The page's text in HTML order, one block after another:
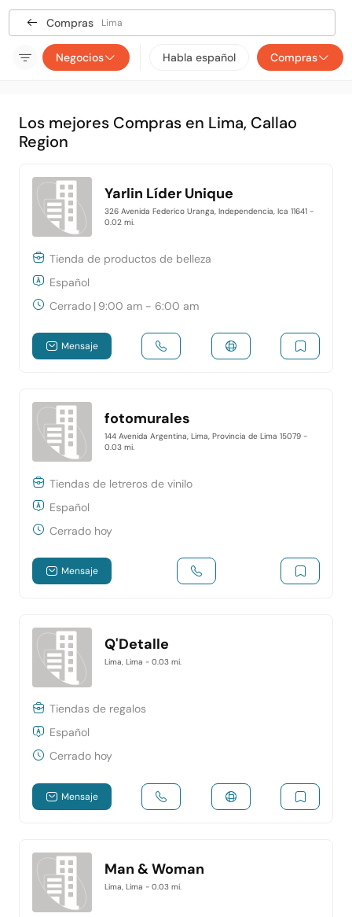
Compras Lima
Negocios Habla español Compras
Los mejores Compras en Lima, Callao
Region
Yarlin Líder Unique
326 Avenida Federico Uranga, Independencia, Ica 11641 -
0.02 mi.
Tienda de productos de belleza
Español
Cerrado | 9:00 am - 6:00 am
Mensaje
fotomurales
144 Avenida Argentina, Lima, Provincia de Lima 15079 -
0.03 mi.
Tiendas de letreros de vinilo
Español
Cerrado hoy
Mensaje
Q'Detalle
Lima, Lima - 0.03 mi.
Tiendas de regalos
Español
Cerrado hoy
Mensaje
Man & Woman
Lima, Lima - 0.03 mi.